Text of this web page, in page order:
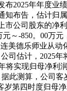
布2025年年度
布告，估计
公司股东的净
～-850。00万
美德乐师业从
估计，2025
实现归母净利
此测算，公司
第四时度归母